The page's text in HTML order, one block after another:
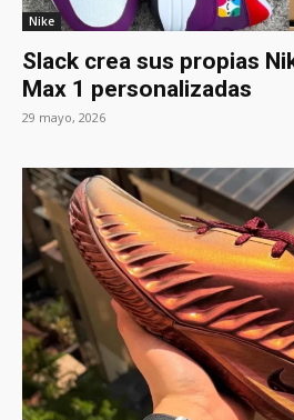
Nike
Slack crea sus propias
Max 1 personalizadas
29 mayo, 2026